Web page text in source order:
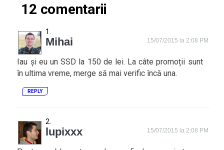
12 comentarii
Mihai 15/07/2015 la 2:08 PM
Iau și eu un SSD la 150 de lei. La câte promoții sunt
în ultima vreme, merge să mai verific încă una.
REPLY
lupixxx 15/07/2015 la 2:08 PM